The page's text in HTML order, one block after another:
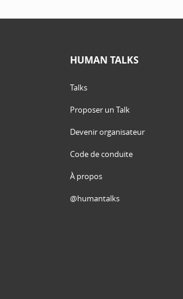
HUMAN TALKS
Talks
Proposer un Talk
Devenir organisateur
Code de conduite
À propos
@humantalks